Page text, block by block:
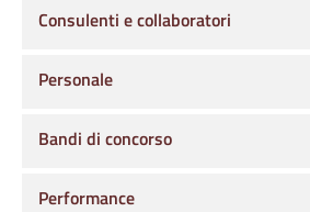
Consulenti e collaboratori
Personale
Bandi di concorso
Performance